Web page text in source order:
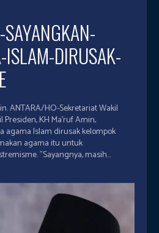
DIRUSAK-
ANTARA/HO-Sekretariat Wakil
agama Islam dirusak kelompok
agama itu untuk
membenarkan paham ekstremisme. "Sayangnya, masih...